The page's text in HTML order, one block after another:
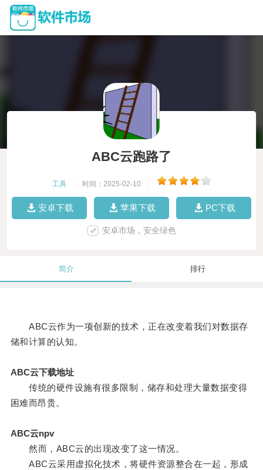
ABC云跑路了
工具 时间：2025-02-10
安卓下载 苹果下载 PC下载
安卓市场，安全绿色
简介 排行
ABC云作为一项创新的技术，正在改变着我们对数据存
储和计算的认知。
ABC云下载地址
传统的硬件设施有很多限制，储存和处理大量数据变得
困难而昂贵。
ABC云npv
然而，ABC云的出现改变了这一情况。
ABC云采用虚拟化技术，将硬件资源整合在一起，形成